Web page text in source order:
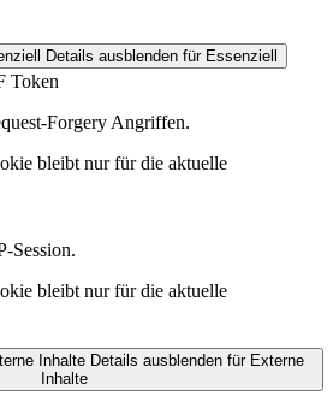
Details ausblenden für Essenziell
Token
Forgery Angriffen.
bleibt nur für die aktuelle
Session.
bleibt nur für die aktuelle
Inhalte Details ausblendenfür Externe
Inhalte